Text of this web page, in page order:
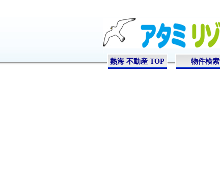
熱海 不動産 TOP 物件検索